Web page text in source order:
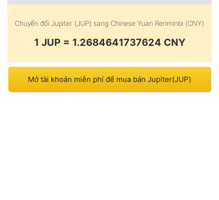
Chuyển đổi Jupiter (JUP) sang Chinese Yuan Renminbi (CNY)
1 JUP = 1.2684641737624 CNY
Mở tài khoản miễn phí để mua bán Jupiter(JUP)